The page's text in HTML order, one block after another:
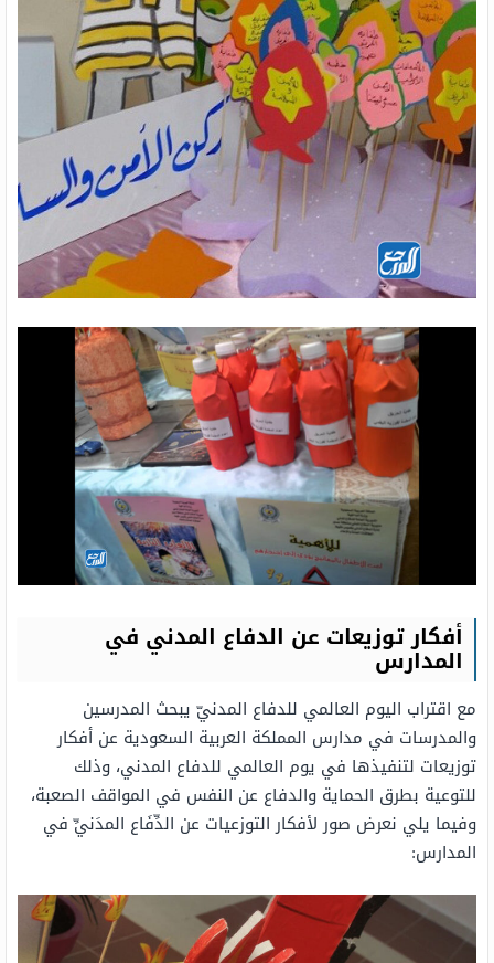
أفكار توزيعات عن الدفاع المدني في
المدارس
مع اقتراب اليوم العالمي للدفاع المدنيّ يبحث المدرسين
والمدرسات في مدارس المملكة العربية السعودية عن أفكار
توزيعات لتنفيذها في يوم العالمي للدفاع المدني، وذلك
للتوعية بطرق الحماية والدفاع عن النفس في المواقف الصعبة،
وفيما يلي نعرض صور لأفكار التوزعيات عن الدِّفَاع المدَنيِّ في
المدارس: